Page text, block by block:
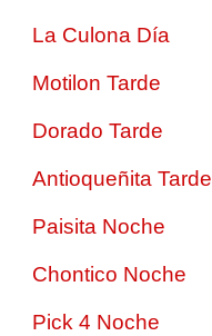
La Culona Día
Motilon Tarde
Dorado Tarde
Antioqueñita Tarde
Paisita Noche
Chontico Noche
Pick 4 Noche